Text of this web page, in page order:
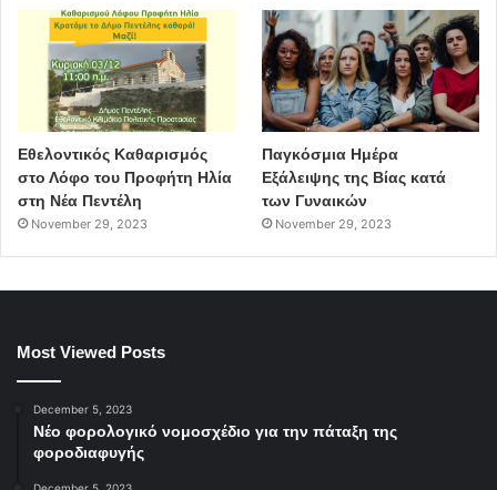
Εθελοντικός Καθαρισμός
στο Λόφο του Προφήτη Ηλία
στη Νέα Πεντέλη
November 29, 2023
Παγκόσμια Ημέρα
Εξάλειψης της Βίας κατά
των Γυναικών
November 29, 2023
Most Viewed Posts
December 5, 2023
Νέο φορολογικό νομοσχέδιο για την πάταξη της
φοροδιαφυγής